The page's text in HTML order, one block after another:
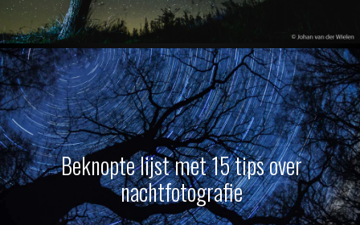
Beknopte lijst met 15 tips over
nachtfotografie